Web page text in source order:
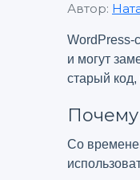
Автор:
WordPress-
и могут
старый
Почему
Со